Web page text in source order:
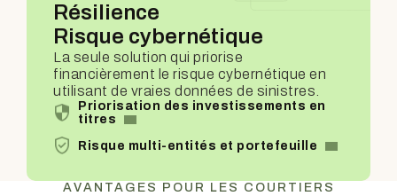
Résilience
Risque cybernétique
La seule solution qui priorise
financièrement le risque cybernétique en
utilisant de vraies données de sinistres.
Priorisation des investissements en
titres
Risque multi-entités et portefeuille
AVANTAGES POUR LES COURTIERS